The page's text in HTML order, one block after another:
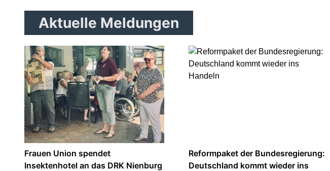
Aktuelle Meldungen
Frauen Union spendet
Insektenhotel an das DRK Nienburg
Reformpaket der Bundesregierung:
Deutschland kommt wieder ins